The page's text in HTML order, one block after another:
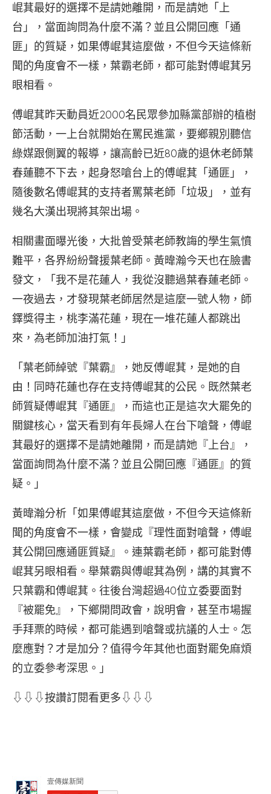
崐萁最好的選擇不是請她離開，而是請她「上
台」，當面詢問為什麼不滿？並且公開回應「通
匪」的質疑，如果傅崐萁這麼做，不但今天這條新
聞的角度會不一樣，葉霸老師，都可能對傅崐萁另
眼相看。
傅崐萁昨天動員近2000名民眾參加縣黨部辦的植樹
節活動，一上台就開始在罵民進黨，要鄉親別聽信
綠媒跟側翼的報導，讓高齡已近80歲的退休老師葉
春蓮聽不下去，起身怒嗆台上的傅崐萁「通匪」，
隨後數名傅崐萁的支持者罵葉老師「垃圾」，並有
幾名大漢出現將其架出場。
相關畫面曝光後，大批曾受葉老師教誨的學生氣憤
難平，各界紛紛聲援葉老師。黃暐瀚今天也在臉書
發文，「我不是花蓮人，我從沒聽過葉春蓮老師。
一夜過去，才發現葉老師居然是這麼一號人物，師
鐸獎得主，桃李滿花蓮，現在一堆花蓮人都跳出
來，為老師加油打氣！」
「葉老師綽號『葉霸』，她反傅崐萁，是她的自
由！同時花蓮也存在支持傅崐萁的公民。既然葉老
師質疑傅崐萁『通匪』，而這也正是這次大罷免的
關鍵核心，當天看到有年長婦人在台下嗆聲，傅崐
萁最好的選擇不是請她離開，而是請她『上台』，
當面詢問為什麼不滿？並且公開回應『通匪』的質
疑。」
黃暐瀚分析「如果傅崐萁這麼做，不但今天這條新
聞的角度會不一樣，會變成『理性面對嗆聲，傅崐
萁公開回應通匪質疑』。連葉霸老師，都可能對傅
崐萁另眼相看。舉葉霸與傅崐萁為例，講的其實不
只葉霸和傅崐萁。往後台灣超過40位立委要面對
『被罷免』，下鄉開問政會，說明會，甚至市場握
手拜票的時候，都可能遇到嗆聲或抗議的人士。怎
麼應對？才是加分？值得今年其他也面對罷免麻煩
的立委參考深思。」
⇩⇩⇩按讚訂閱看更多⇩⇩⇩